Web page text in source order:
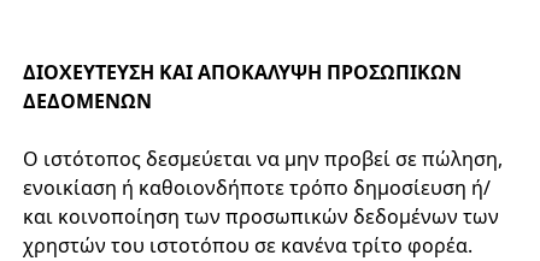
ΔΙΟΧΕΥΤΕΥΣΗ ΚΑΙ ΑΠΟΚΑΛΥΨΗ ΠΡΟΣΩΠΙΚΩΝ
ΔΕΔΟΜΕΝΩΝ
Ο ιστότοπος δεσμεύεται να μην προβεί σε πώληση,
ενοικίαση ή καθοιονδήποτε τρόπο δημοσίευση ή/
και κοινοποίηση των προσωπικών δεδομένων των
χρηστών του ιστοτόπου σε κανένα τρίτο φορέα.